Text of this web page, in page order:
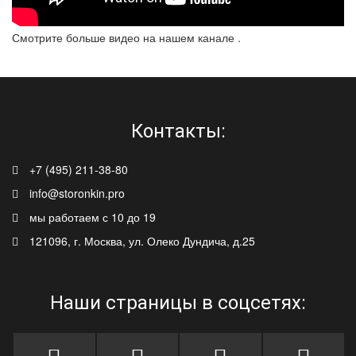
Смотрите больше видео на нашем канале .
Контакты:
+7 (495) 211-38-80
info@storonkin.pro
мы работаем с 10 до 19
121096, г. Москва, ул. Олеко Дундича, д.25
Наши страницы в соцсетях: